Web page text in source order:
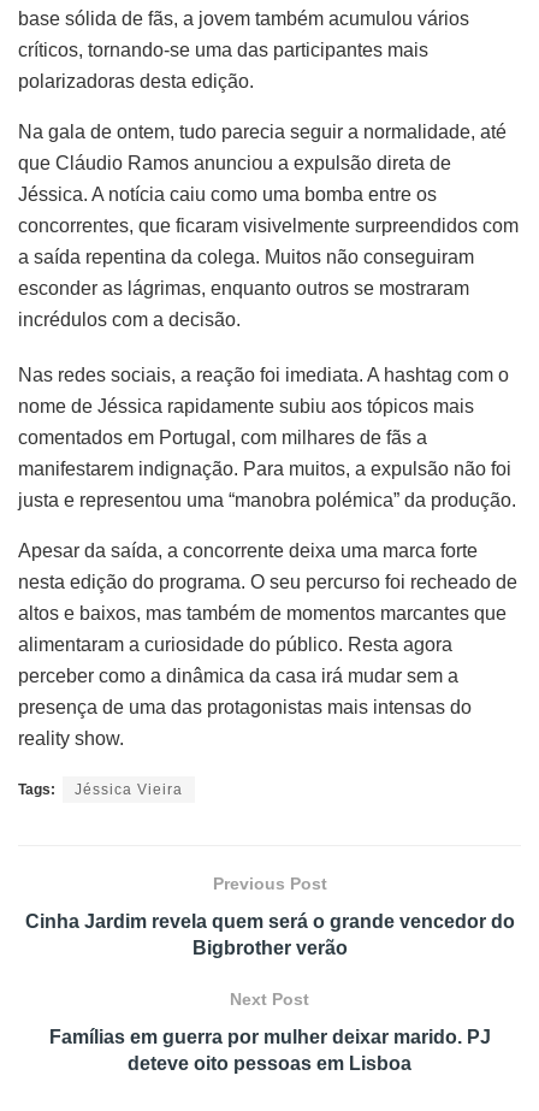
base sólida de fãs, a jovem também acumulou vários
críticos, tornando-se uma das participantes mais
polarizadoras desta edição.
Na gala de ontem, tudo parecia seguir a normalidade, até
que Cláudio Ramos anunciou a expulsão direta de
Jéssica. A notícia caiu como uma bomba entre os
concorrentes, que ficaram visivelmente surpreendidos com
a saída repentina da colega. Muitos não conseguiram
esconder as lágrimas, enquanto outros se mostraram
incrédulos com a decisão.
Nas redes sociais, a reação foi imediata. A hashtag com o
nome de Jéssica rapidamente subiu aos tópicos mais
comentados em Portugal, com milhares de fãs a
manifestarem indignação. Para muitos, a expulsão não foi
justa e representou uma “manobra polémica” da produção.
Apesar da saída, a concorrente deixa uma marca forte
nesta edição do programa. O seu percurso foi recheado de
altos e baixos, mas também de momentos marcantes que
alimentaram a curiosidade do público. Resta agora
perceber como a dinâmica da casa irá mudar sem a
presença de uma das protagonistas mais intensas do
reality show.
Tags: Jéssica Vieira
Previous Post
Cinha Jardim revela quem será o grande vencedor do
Bigbrother verão
Next Post
Famílias em guerra por mulher deixar marido. PJ
deteve oito pessoas em Lisboa